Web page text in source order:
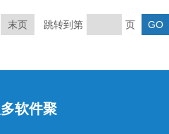
末页 跳转到第 页
软件聚